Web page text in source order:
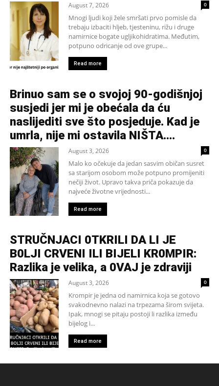
August 7, 2026 0
Mnogi ljudi koji žele smršati prvo pomisle da
trebaju izbaciti hljeb, tjesteninu, rižu i druge
namirnice bogate ugljikohidratima. Međutim,
potpuno odricanje od ove grupe...
Read more
Brinuo sam se o svojoj 90-godišnjoj
susjedi jer mi je obećala da ću
naslijediti sve što posjeduje. Kad je
umrla, nije mi ostavila NIŠTA....
August 3, 2026 0
Malo ko očekuje da jedan sasvim običan susret
sa starijom osobom može potpuno promijeniti
nečiji život. Upravo takva priča pokazuje da
najveće životne vrijednosti...
Read more
STRUČNJACI 0TKRILI DA LI JE
B0LJI CRVENI ILI BIJELI KR0MPIR:
Razlika je velika, a 0VAJ je zdraviji
August 3, 2026 0
Krompir je jedna od namirnica koja se gotovo
svakodnevno nalazi na trpezama širom svijeta.
Ipak, mnogi se pitaju postoji li razlika između
bijelog i...
Read more